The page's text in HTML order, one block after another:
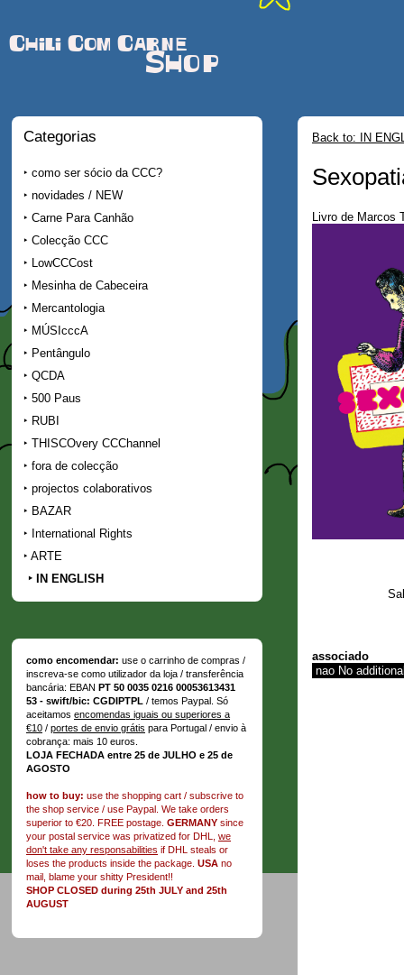
Chili Com Carne
Shop
Categorias
como ser sócio da CCC?
novidades / NEW
Carne Para Canhão
Colecção CCC
LowCCCost
Mesinha de Cabeceira
Mercantologia
MÚSIcccA
Pentângulo
QCDA
500 Paus
RUBI
THISCOvery CCChannel
fora de colecção
projectos colaborativos
BAZAR
International Rights
ARTE
IN ENGLISH
como encomendar: use o carrinho de compras /
inscreva-se como utilizador da loja / transferência
bancária: EBAN PT 50 0035 0216 00053613431
53 - swift/bic: CGDIPTPL / temos Paypal. Só
aceitamos encomendas iguais ou superiores a
€10 / portes de envio grátis para Portugal / envio à
cobrança: mais 10 euros.
LOJA FECHADA entre 25 de JULHO e 25 de
AGOSTO
how to buy: use the shopping cart / subscrive to
the shop service / use Paypal. We take orders
superior to €20. FREE postage. GERMANY since
your postal service was privatized for DHL, we
don't take any responsabilities if DHL steals or
loses the products inside the package. USA no
mail, blame your shitty President!!
SHOP CLOSED during 25th JULY and 25th
AUGUST
Back to: IN
Livro de Marcos
associado